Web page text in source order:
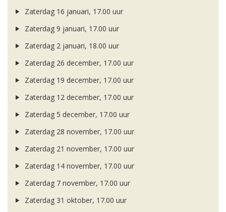
Zaterdag 16 januari, 17.00 uur
Zaterdag 9 januari, 17.00 uur
Zaterdag 2 januari, 18.00 uur
Zaterdag 26 december, 17.00 uur
Zaterdag 19 december, 17.00 uur
Zaterdag 12 december, 17.00 uur
Zaterdag 5 december, 17.00 uur
Zaterdag 28 november, 17.00 uur
Zaterdag 21 november, 17.00 uur
Zaterdag 14 november, 17.00 uur
Zaterdag 7 november, 17.00 uur
Zaterdag 31 oktober, 17.00 uur